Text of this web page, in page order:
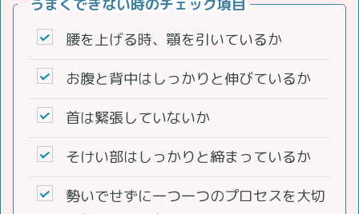
うまくできない時のチェック項目
腰を上げる時、顎を引いているか
お腹と背中はしっかりと伸びているか
首は緊張していないか
そけい部はしっかりと締まっているか
勢いでせずに一つ一つのプロセスを大切